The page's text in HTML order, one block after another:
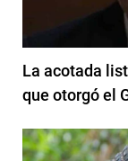
La acotada
que otorgó el